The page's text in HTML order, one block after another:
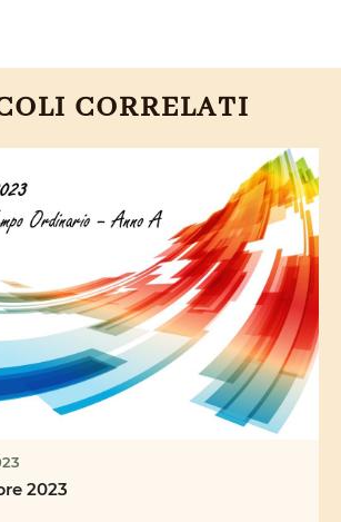
CORRELATI
2023